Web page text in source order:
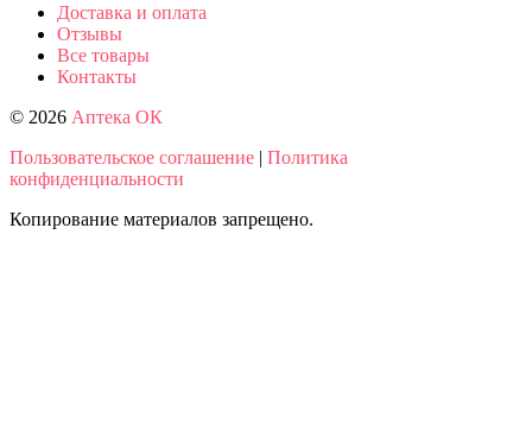
Доставка и оплата
Отзывы
Все товары
Контакты
© 2026 Аптека ОК
Пользовательское соглашение | Политика
конфиденциальности
Копирование материалов запрещено.